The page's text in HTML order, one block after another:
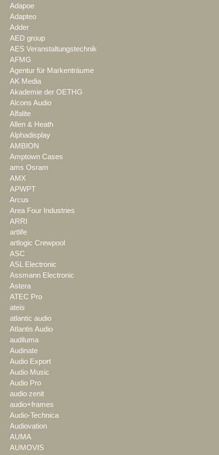
Adapoe
Adapteo
Adder
AED group
AES Veranstaltungstechnik
AFMG
Agentur für Markenträume
AK Media
Akademie der OETHG
Alcons Audio
Alfalite
Allen & Heath
Alphadisplay
AMBION
Amptown Cases
ams Osram
AMX
APWPT
Arcus
Area Four Industries
ARRI
artlife
artlogic Crewpool
ASC
ASL Electronic
Assmann Electronic
Astera
ATEC Pro
ateis
atlantic audio
Atlantis Audio
audiluma
Audinate
Audio Export
Audio Music
Audio Pro
audio zenit
audio+frames
Audio-Technica
Audiovation
AUMA
AUMOVIS